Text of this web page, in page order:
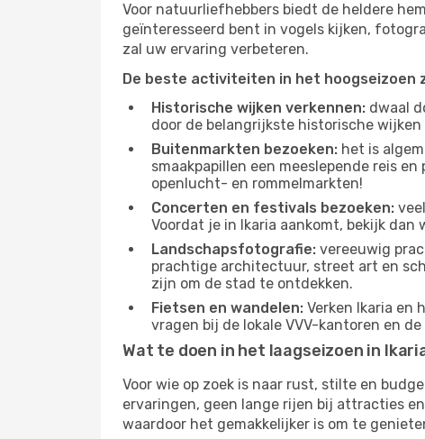
Voor natuurliefhebbers biedt de heldere
geïnteresseerd bent in vogels kijken,
zal uw ervaring verbeteren.
De beste activiteiten in het hoogseizoen
Historische wijken verkennen: dwaal
door de belangrijkste historische
Buitenmarkten bezoeken: het is
smaakpapillen een meeslepende reis
openlucht- en rommelmarkten!
Concerten en festivals bezoeken:
Voordat je in Ikaria aankomt, bekijk
Landschapsfotografie: vereeuwig
prachtige architectuur, street art en
zijn om de stad te ontdekken.
Fietsen en wandelen: Verken Ikaria en
vragen bij de lokale VVV-kantoren en
Wat te doen in het laagseizoen in
Voor wie op zoek is naar rust, stilte en
ervaringen, geen lange rijen bij attracties
waardoor het gemakkelijker is om te